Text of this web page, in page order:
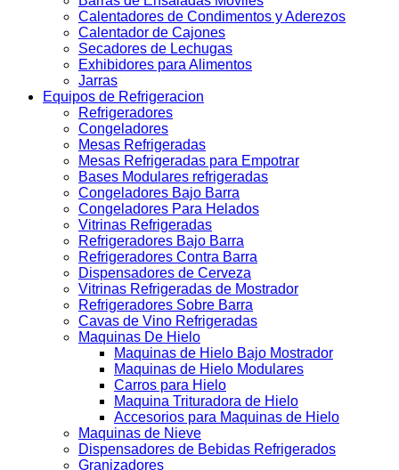
Calentadores de Condimentos y Aderezos
Calentador de Cajones
Secadores de Lechugas
Exhibidores para Alimentos
Jarras
Equipos de Refrigeracion
Refrigeradores
Congeladores
Mesas Refrigeradas
Mesas Refrigeradas para Empotrar
Bases Modulares refrigeradas
Congeladores Bajo Barra
Congeladores Para Helados
Vitrinas Refrigeradas
Refrigeradores Bajo Barra
Refrigeradores Contra Barra
Dispensadores de Cerveza
Vitrinas Refrigeradas de Mostrador
Refrigeradores Sobre Barra
Cavas de Vino Refrigeradas
Maquinas De Hielo
Maquinas de Hielo Bajo Mostrador
Maquinas de Hielo Modulares
Carros para Hielo
Maquina Trituradora de Hielo
Accesorios para Maquinas de Hielo
Maquinas de Nieve
Dispensadores de Bebidas Refrigerados
Granizadores